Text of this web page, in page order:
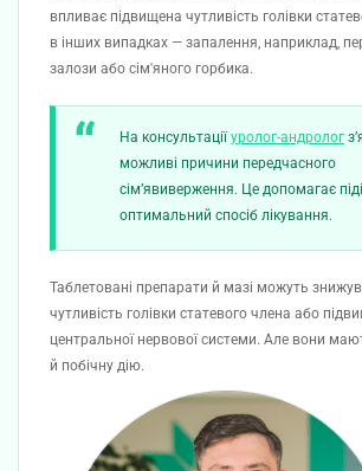
впливає підвищена чутливість голівки
в інших випадках — запалення, наприклад,
залози або сім'яного горбика.
На консультаціїуролог-андролог
можливі причини передчасного
сім’явиверження. Це допомагає
оптимальний спосіб лікування.
Таблетовані препарати й мазі можуть
чутливість голівки статевого члена або
центральної нервової системи. Але вони
й побічну дію.